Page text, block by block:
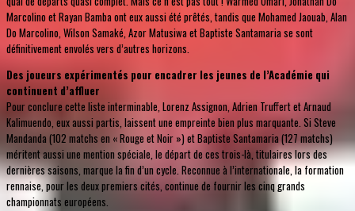
Marcolino et Rayan Bamba ont eux aussi été prêtés, tandis que Mohamed Jaouab, Alan
Do Marcolino, Wilson Samaké, Azor Matusiwa et Baptiste Santamaria se sont
définitivement envolés vers d’autres horizons.
Des joueurs expérimentés pour encadrer les jeunes de l’Académie qui
continuent d’affluer
Pour conclure cette liste interminable, Lorenz Assignon, Adrien Truffert et Arnaud
Kalimuendo, eux aussi partis, laissent une empreinte bien plus marquante. Si Steve
Mandanda (102 matchs en « Rouge et Noir ») et Baptiste Santamaria (127 matchs)
méritent aussi une mention spéciale, le départ de ces trois-là, titulaires lors des
dernières saisons, marque la fin d’un cycle. Reconnue à l’internationale, la formation
rennaise, pour les deux premiers cités, continue de fournir les cinq grands
championnats européens.